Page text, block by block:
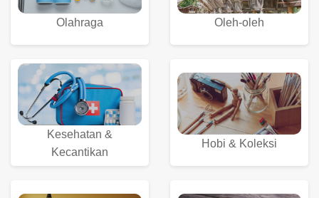
Olahraga Oleh-oleh
Kesehatan &
Kecantikan
Hobi & Koleksi